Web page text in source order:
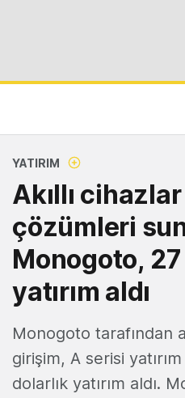
YATIRIM
Akıllı
çözümleri
Monogoto,
yatırım aldı
Monogoto tarafından
girişim, A serisi
dolarlık yatırım aldı.